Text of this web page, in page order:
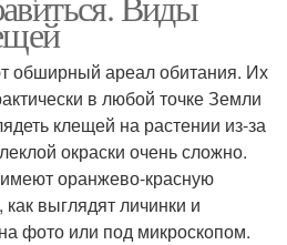
обширный ареал обитания. Их
в любой точке Земли
клещей на растении из-за
окраски очень сложно.
оранжево-красную
как выглядят личинки и
фото или под микроскопом.